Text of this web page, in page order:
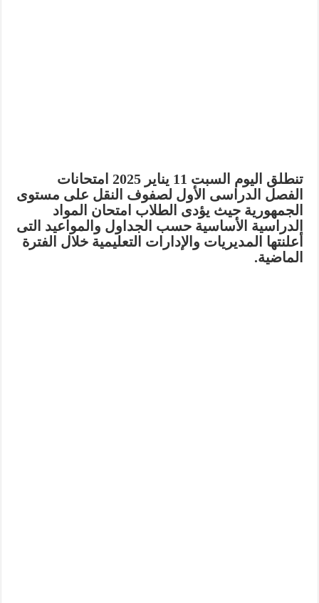
تنطلق اليوم السبت 11 يناير 2025 امتحانات
الفصل الدراسى الأول لصفوف النقل على مستوى
الجمهورية حيث يؤدى الطلاب امتحان المواد
الدراسية الأساسية حسب الجداول والمواعيد التى
أعلنتها المديريات والإدارات التعليمية خلال الفترة
الماضية.